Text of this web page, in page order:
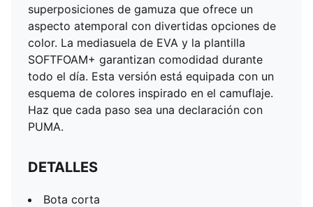
superposiciones de gamuza que ofrece un
aspecto atemporal con divertidas opciones de
color. La mediasuela de EVA y la plantilla
SOFTFOAM+ garantizan comodidad durante
todo el día. Esta versión está equipada con un
esquema de colores inspirado en el camuflaje.
Haz que cada paso sea una declaración con
PUMA.
DETALLES
Bota corta